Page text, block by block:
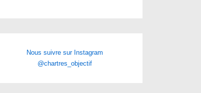
Nous suivre sur Instagram
@chartres_objectif